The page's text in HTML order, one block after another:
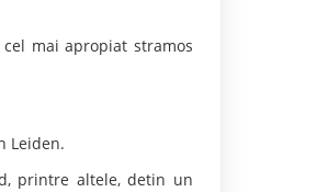
mai apropiat stramos
Leiden.
printre altele, detin un